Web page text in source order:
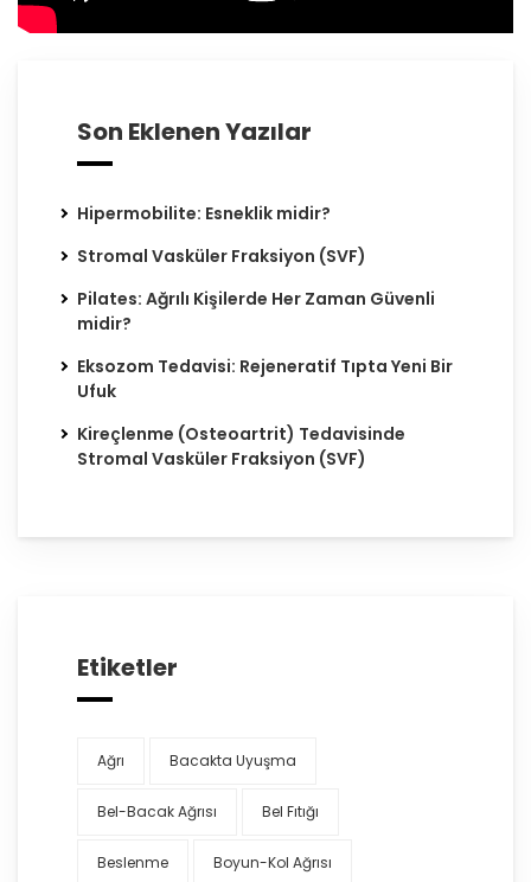
Son Eklenen Yazılar
Hipermobilite: Esneklik midir?
Stromal Vasküler Fraksiyon (SVF)
Pilates: Ağrılı Kişilerde Her Zaman Güvenli
midir?
Eksozom Tedavisi: Rejeneratif Tıpta Yeni Bir
Ufuk
Kireçlenme (Osteoartrit) Tedavisinde
Stromal Vasküler Fraksiyon (SVF)
Etiketler
Ağrı Bacakta Uyuşma
Bel-Bacak Ağrısı Bel Fıtığı
Beslenme Boyun-Kol Ağrısı